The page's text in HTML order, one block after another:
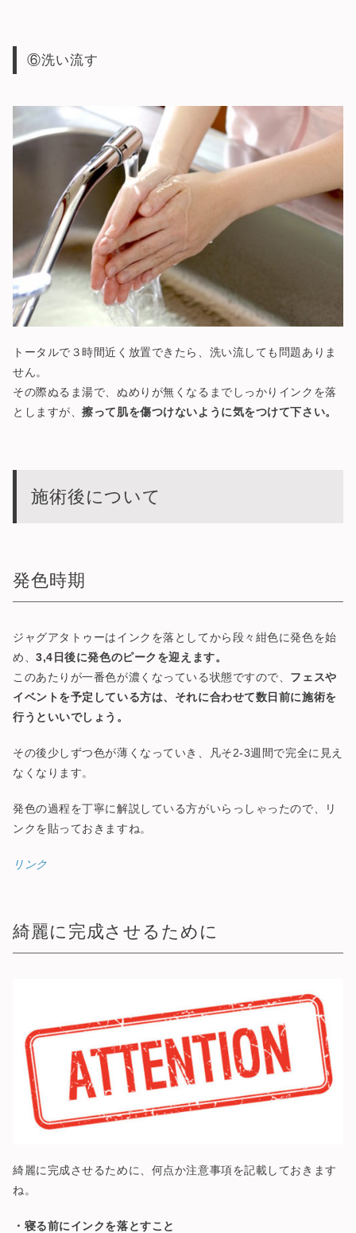
⑥洗い流す
トータルで３時間近く放置できたら、洗い流しても問題ありま
せん。
その際ぬるま湯で、ぬめりが無くなるまでしっかりインクを落
としますが、擦って肌を傷つけないように気をつけて下さい。
施術後について
発色時期
ジャグアタトゥーはインクを落としてから段々紺色に発色を始
め、3,4日後に発色のピークを迎えます。
このあたりが一番色が濃くなっている状態ですので、 フェスや
イベントを予定している方は、それに合わせて数日前に施術を
行うといいでしょう。
その後少しずつ色が薄くなっていき、凡そ2-3週間で完全に見え
なくなります。
発色の過程を丁寧に解説している方がいらっしゃったので、リ
ンクを貼っておきますね。
リンク
綺麗に完成させるために
綺麗に完成させるために、何点か注意事項を記載しておきます
ね。
・寝る前にインクを落とすこと